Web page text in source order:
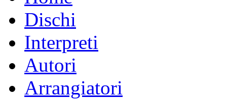
Dischi
Interpreti
Autori
Arrangiatori